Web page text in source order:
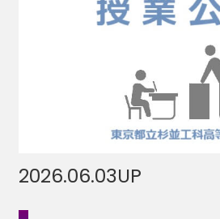
2026.06.03UP